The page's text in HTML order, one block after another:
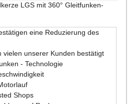
LGS mit 360° Gleitfunken-
eine Reduzierung des
vielen unserer Kunden bestätigt
- Technologie
Shops